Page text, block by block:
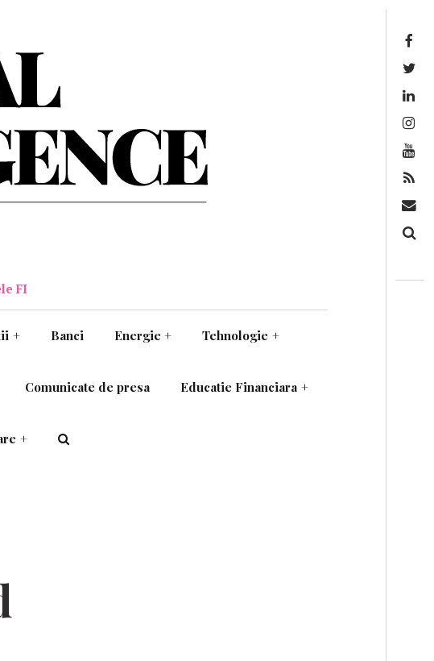
FI
+ Banci Energie + Tehnologie +
Comunicate de presa Educatie Financiara +
+